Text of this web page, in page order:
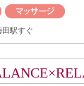
駅すぐ